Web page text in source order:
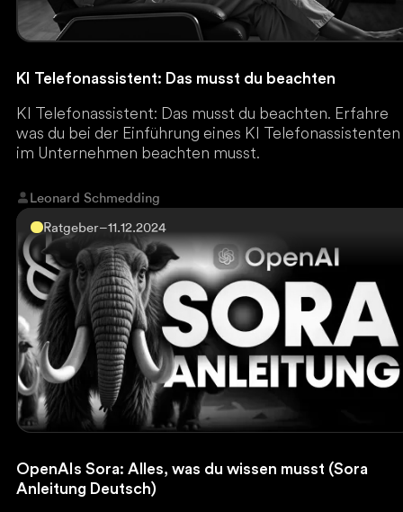
KI Telefonassistent: Das musst du beachten
KI Telefonassistent: Das musst du beachten. Erfahre
was du bei der Einführung eines KI Telefonassistenten
im Unternehmen beachten musst.
Leonard Schmedding
Ratgeber–11.12.2024
OpenAIs Sora: Alles, was du wissen musst (Sora
Anleitung Deutsch)